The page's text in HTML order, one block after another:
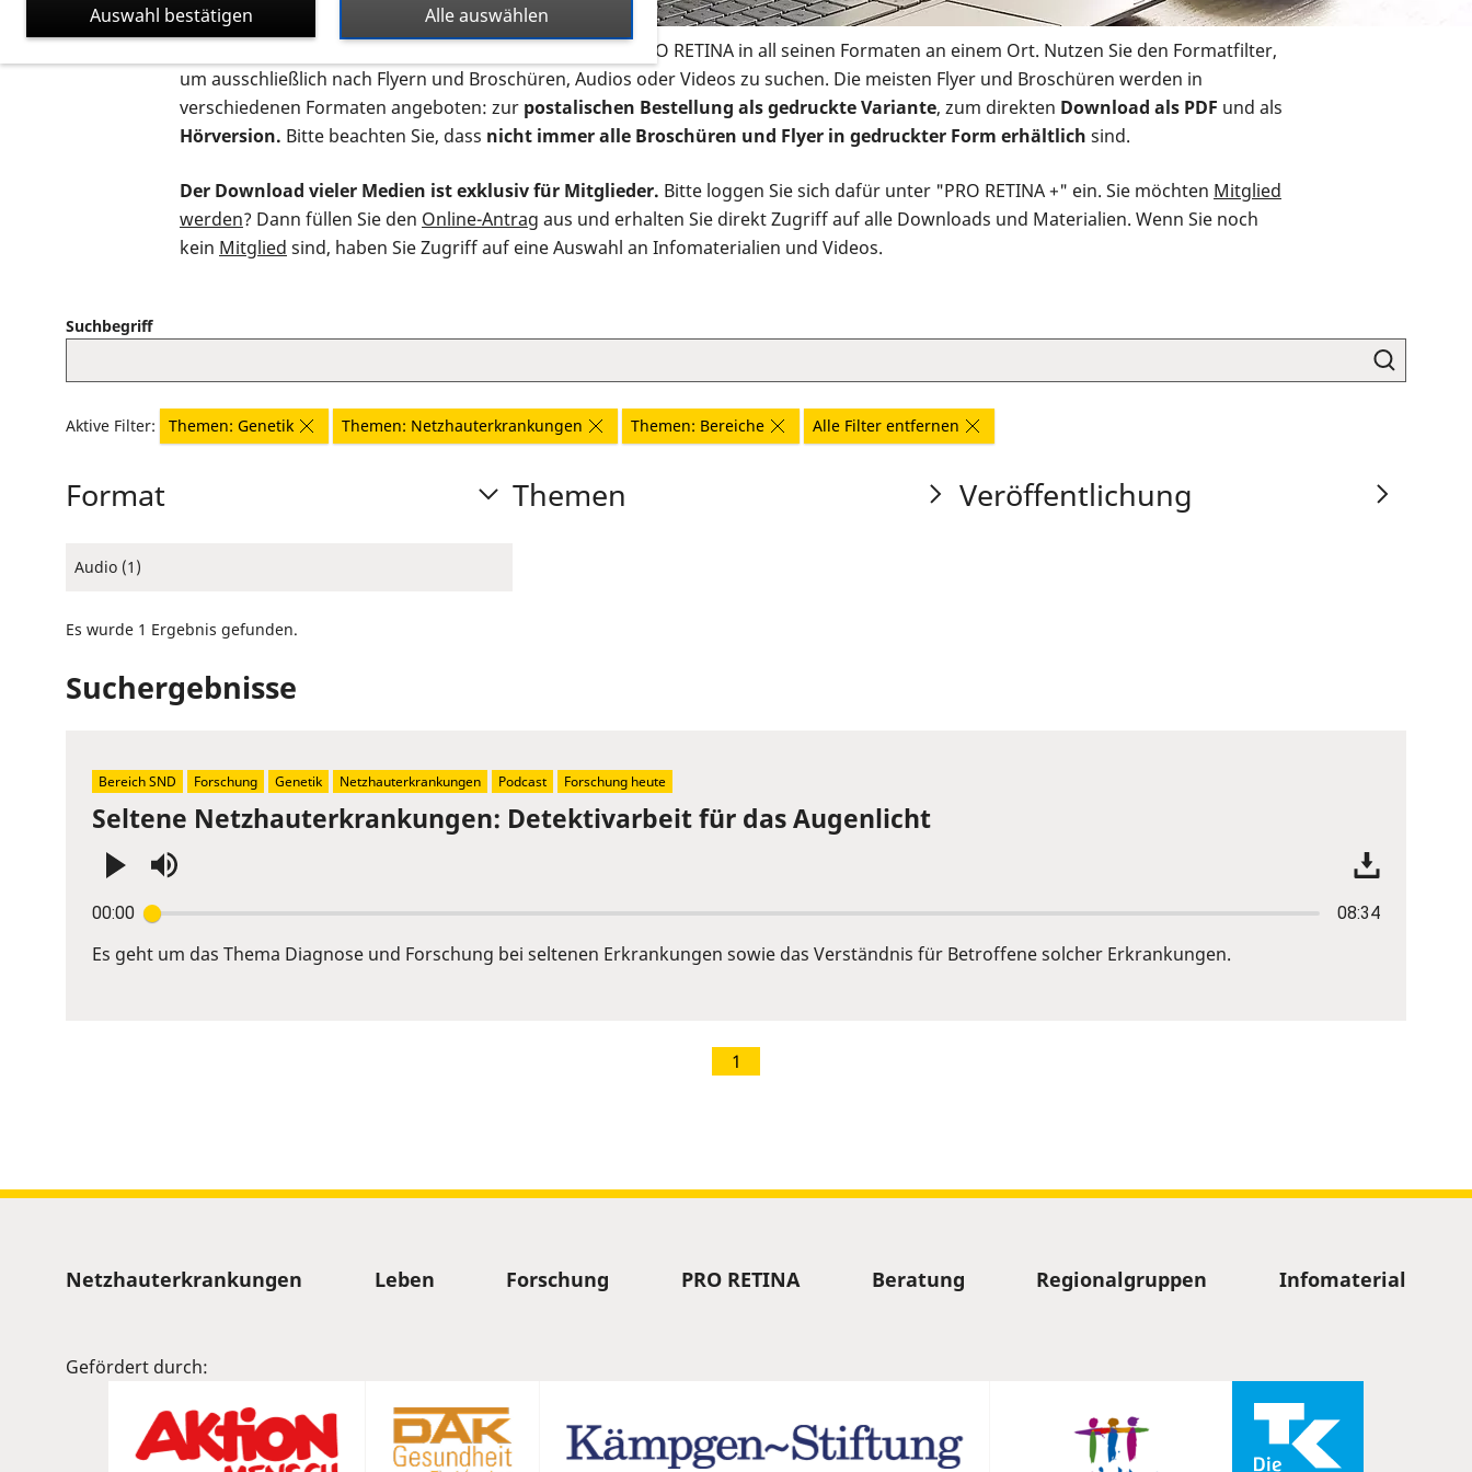
Auf dieser Seite finden Sie sämtliches Infomaterial der PRO RETINA in all seinen Formaten an einem Ort. Nutzen Sie den Formatfilter,
um ausschließlich nach Flyern und Broschüren, Audios oder Videos zu suchen. Die meisten Flyer und Broschüren werden in
verschiedenen Formaten angeboten: zur postalischen Bestellung als gedruckte Variante, zum direkten Download als PDF und als
Hörversion. Bitte beachten Sie, dass nicht immer alle Broschüren und Flyer in gedruckter Form erhältlich sind.
Der Download vieler Medien ist exklusiv für Mitglieder. Bitte loggen Sie sich dafür unter "PRO RETINA +" ein. Sie möchten Mitglied
werden? Dann füllen Sie den Online-Antrag aus und erhalten Sie direkt Zugriff auf alle Downloads und Materialien. Wenn Sie noch
kein Mitglied sind, haben Sie Zugriff auf eine Auswahl an Infomaterialien und Videos.
Suchbegriff
Aktive Filter: Themen: Genetik Themen: Netzhauterkrankungen Themen: Bereiche Alle Filter entfernen
Format
Audio (1)
Themen Veröffentlichung
Es wurde 1 Ergebnis gefunden.
Suchergebnisse
Seltene Netzhauterkrankungen: Detektivarbeit für das Augenlicht
00:00 08:34
Enter
or
Es geht um das Thema Diagnose und Forschung bei seltenen Erkrankungen sowie das Verständnis für Betroffene solcher Erkrankungen.
Bereich SND Forschung Genetik Netzhauterkrankungen Podcast Forschung heute
1
Sitemap
Netzhauterkrankungen Leben Forschung PRO RETINA Beratung Regionalgruppen Infomaterial
Gefördert durch:
Alle auswählen
Auswahl bestätigen